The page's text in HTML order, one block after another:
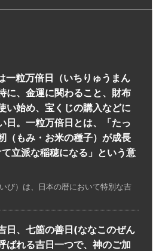
一粒万倍日（いちりゅうまん
に、金運に関わること、財布
い始め、宝くじの購入などに
日。一粒万倍日とは、「たっ
（もみ・お米の種子）が成長
立派な稲穂になる」という意
び）は、日本の暦において特別な吉
日、七箇の善日(ななこのぜん
ばれる吉日一つで、神のご加